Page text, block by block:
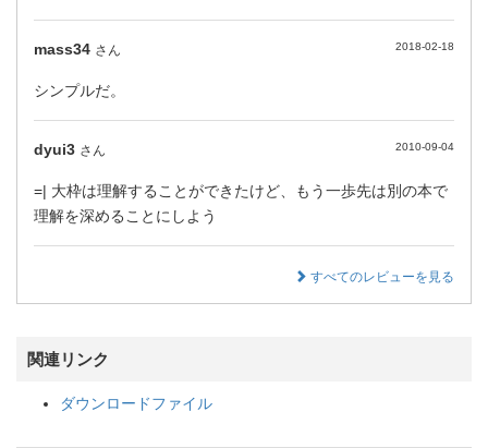
mass34 さん 2018-02-18
シンプルだ。
dyui3 さん 2010-09-04
=| 大枠は理解することができたけど、もう一歩先は別の本で
理解を深めることにしよう
すべてのレビューを見る
関連リンク
ダウンロードファイル